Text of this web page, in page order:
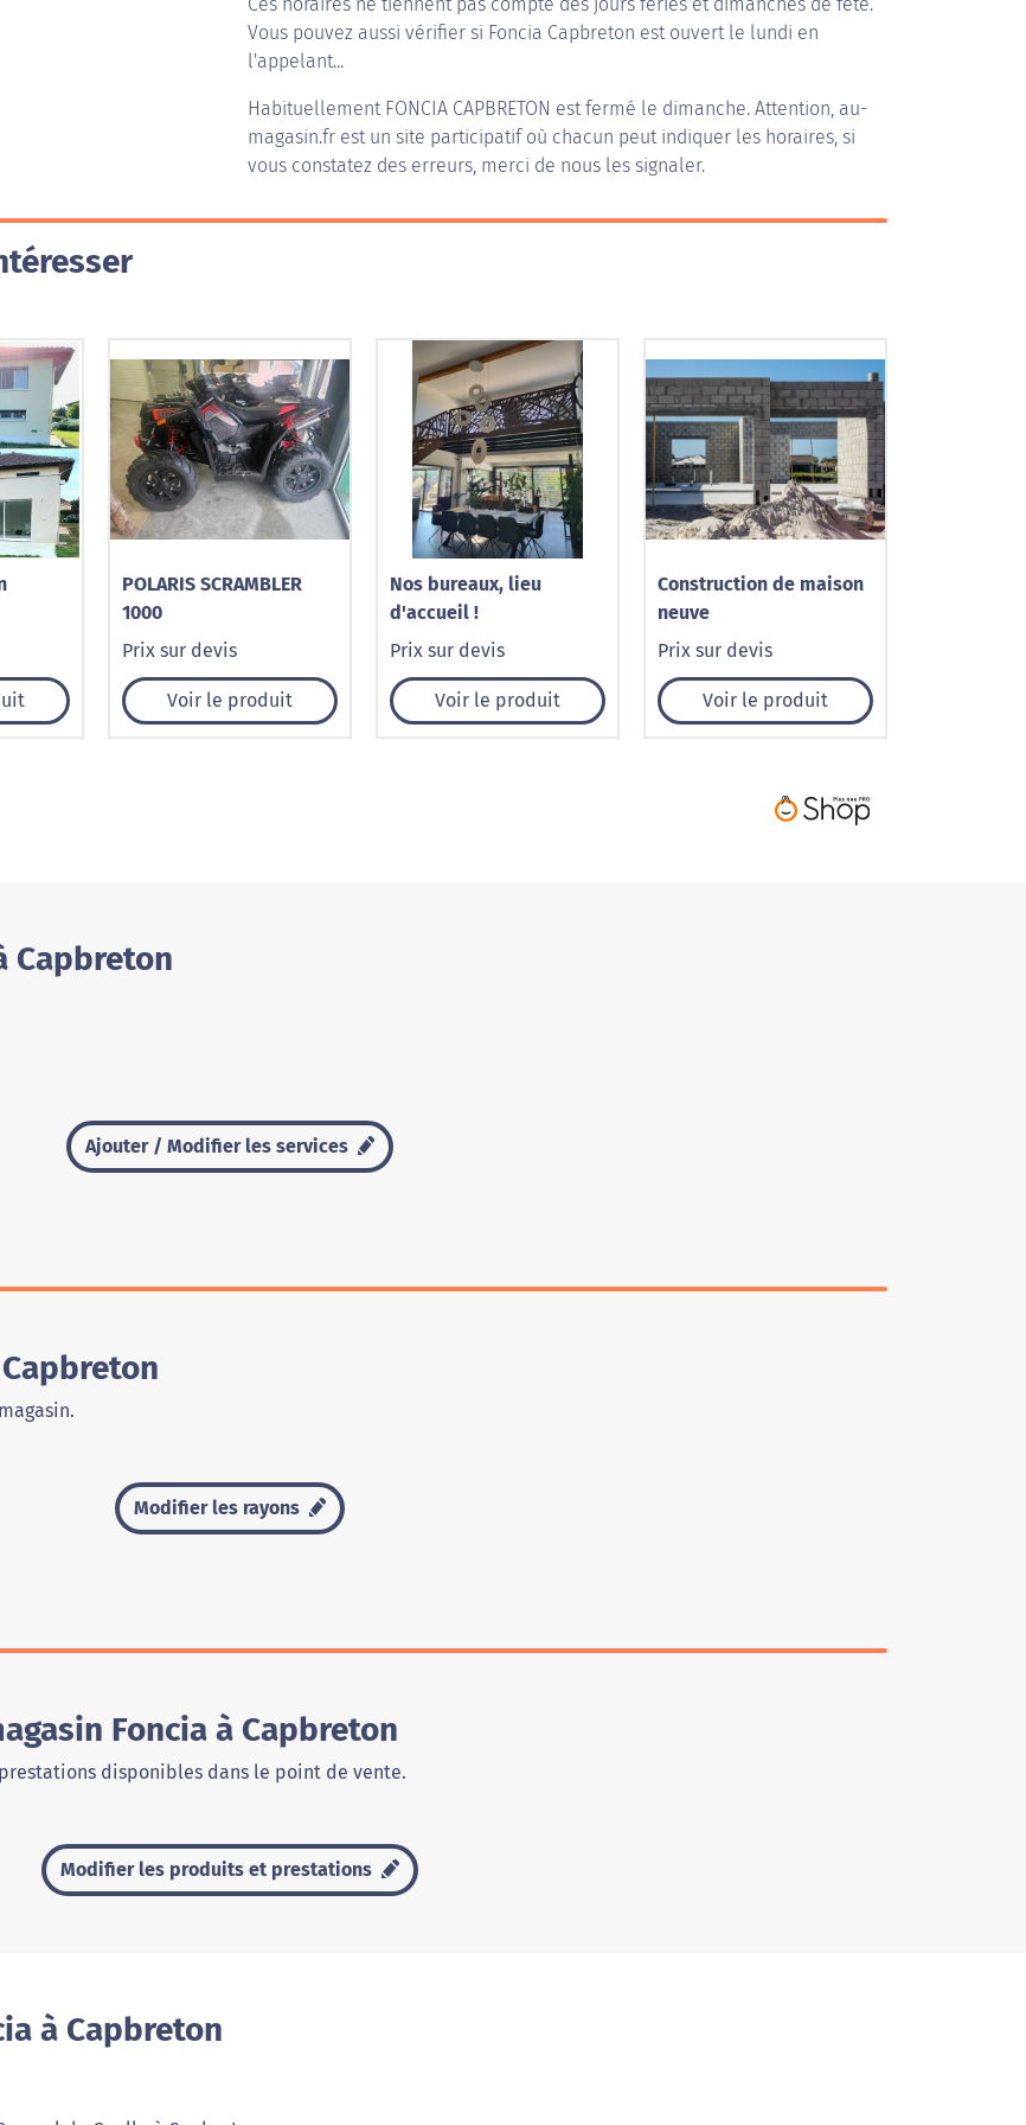
Vous pouvez aussi vérifier si Foncia Capbreton est ouvert le lundi en
l'appelant...
Habituellement FONCIA CAPBRETON est fermé le dimanche. Attention, au-
magasin.fr est un site participatif où chacun peut indiquer les horaires, si
vous constatez des erreurs, merci de nous les signaler.
POLARIS SCRAMBLER
1000
Prix sur devis
Voir le produit
Nos bureaux, lieu
d'accueil !
Prix sur devis
Voir le produit
Construction de maison
neuve
Prix sur devis
Voir le produit
Capbreton
Ajouter / Modifier les services
Modifier les rayons
Foncia à Capbreton
disponibles dans le point de vente.
Modifier les produits et prestations
à Capbreton